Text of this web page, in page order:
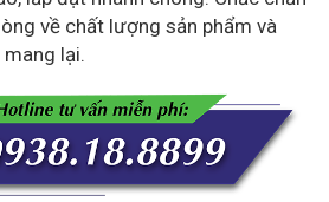
về chất lượng sản phẩm và
lại.